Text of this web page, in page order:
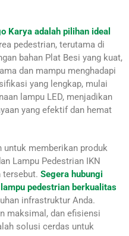
Karya adalah pilihan ideal
pedestrian, terutama di
bahan Plat Besi yang kuat,
dan mampu menghadapi
yang lengkap, mulai
lampu LED, menjadikan
yang efektif dan hemat
untuk memberikan produk
Lampu Pedestrian IKN
tersebut. Segera hubungi
pedestrian berkualitas
infrastruktur Anda.
maksimal, dan efisiensi
solusi cerdas untuk